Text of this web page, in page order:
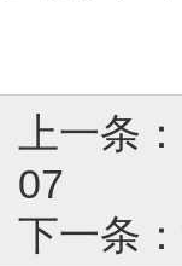
上一条：
07
下一条：